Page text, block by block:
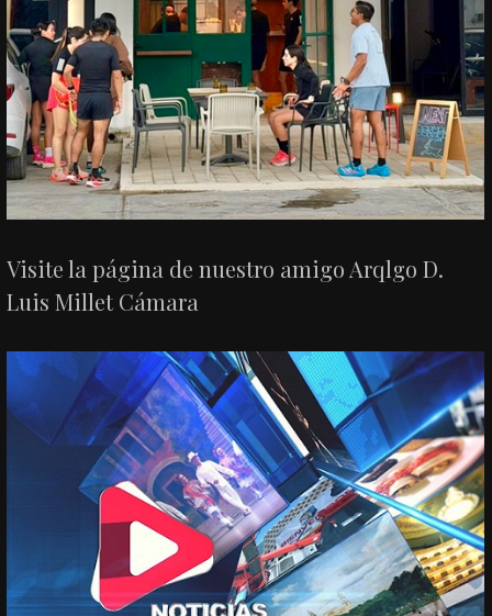
Visite la página de nuestro amigo Arqlgo D.
Luis Millet Cámara